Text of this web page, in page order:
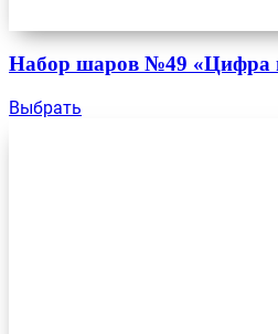
Набор шаров №49 «Цифра
Выбрать